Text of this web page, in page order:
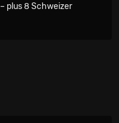
– plus 8 Schweizer